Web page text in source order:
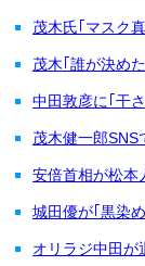
茂木氏｢マスク
茂木｢誰が決め
中田敦彦に｢干
茂木健一郎SNS
安倍首相が松本
城田優が｢黒染
オリラジ中田が